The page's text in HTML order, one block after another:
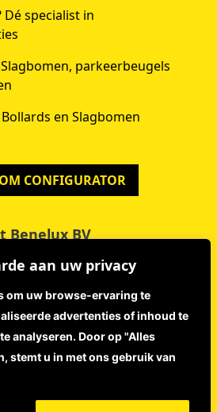
aan uw privacy
om uw browse-ervaring te
advertenties of inhoud te
analyseren. Door op "Alles
stemt u in met ons gebruik van
specialist in
parkeerbeugels
en Slagbomen
CONFIGURATOR
Benelux BV
op 59 beoordelingen
Disclaimer